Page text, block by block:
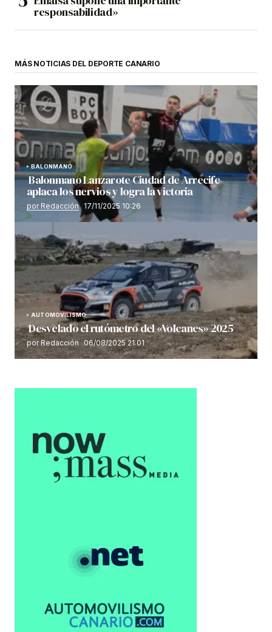
responsabilidad»
MÁS NOTICIAS DEL DEPORTE CANARIO
BALONMANO
Balonmano Lanzarote Ciudad de Arrecife
aplaca los nervios y logra la victoria
por Redacción 17/11/2025 10:26
AUTOMOVILISMO
Desvelado el rutómetro del «Volcanes» 2025
por Redacción 06/08/2025 21:01